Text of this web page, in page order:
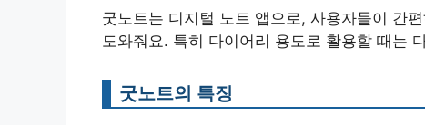
굿노트는 디지털 노트 앱으로, 사용자들이 간
도와줘요. 특히 다이어리 용도로 활용할 때는
굿노트의 특징